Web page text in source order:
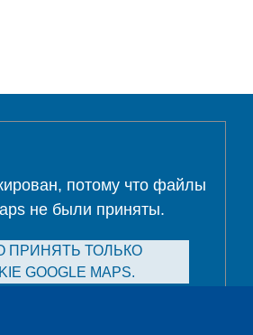
потому что файлы
не были приняты.
ПРИНЯТЬ ТОЛЬКО
GOOGLE MAPS.